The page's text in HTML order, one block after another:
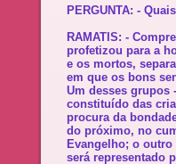
PERGUNTA: -
RAMATIS: -
profetizou para a
e os mortos,
em que os bons
Um desses grupos
constituído das
procura da
do próximo, no
Evangelho; o
será representado